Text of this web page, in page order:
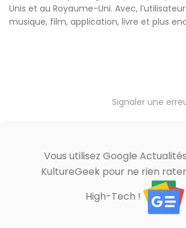
Unis et au Royaume-Uni. Avec,
musique, film, application, livre et plus
Signaler une
Vous utilisez Google
KultureGeek pour ne rien
High-Tech !